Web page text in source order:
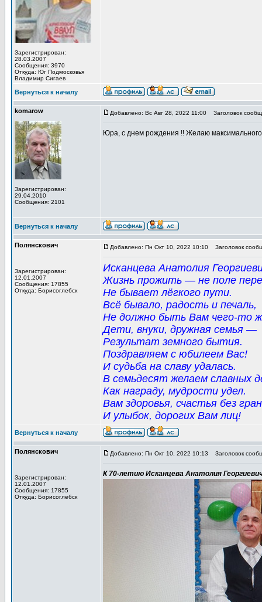
Зарегистрирован:
28.03.2007
Сообщения: 3970
Откуда: Юг Подмосковья
Владимир Сигаев
Вернуться к началу
komarow
Зарегистрирован:
29.04.2010
Сообщения: 2101
Добавлено: Вс Авг 28, 2022 11:00 Заголовок
Юра, с днем рождения !! Желаю
Вернуться к началу
Полянскович
Зарегистрирован:
12.01.2007
Сообщения: 17855
Откуда: Борисоглебск
Добавлено: Пн Окт 10, 2022 10:10 Заголовок
Исканцева Анатолия
Жизнь прожить — не поле
Не бывает лёгкого пути.
Всё бывало, радость и печаль,
Не должно быть Вам чего-то
Дети, внуки, дружная семья ―
Результат земного бытия.
Поздравляем с юбилеем Вас!
И судьба на славу удалась.
В семьдесят желаем славных
Как награду, мудрости удел.
Вам здоровья, счастья без
И улыбок, дорогих Вам лиц!
Вернуться к началу
Полянскович
Зарегистрирован:
12.01.2007
Сообщения: 17855
Откуда: Борисоглебск
Добавлено: Пн Окт 10, 2022 10:13 Заголовок
К 70-летию Исканцева Анатолия